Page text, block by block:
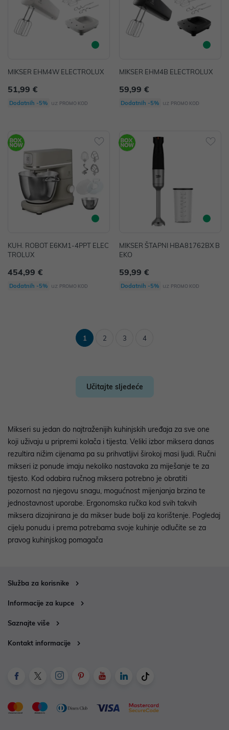
MIKSER EHM4W ELECTROLUX
51,99 €
Dodatnih -5% uz PROMO KOD
MIKSER EHM4B ELECTROLUX
59,99 €
Dodatnih -5% uz PROMO KOD
KUH. ROBOT E6KM1-4PPT ELEC
TROLUX
454,99 €
Dodatnih -5% uz PROMO KOD
MIKSER ŠTAPNI HBA81762BX B
EKO
59,99 €
Dodatnih -5% uz PROMO KOD
1 2 3 4
Učitajte sljedeće
Mikseri su jedan do najtraženijih kuhinjskih uređaja za sve one
koji uživaju u pripremi kolača i tijesta. Veliki izbor miksera danas
rezultira nižim cijenama pa su prihvatljivi širokoj masi ljudi. Ručni
mikseri iz ponude imaju nekoliko nastavaka za miješanje te za
tijesto. Kod odabira ručnog miksera potrebno je obratiti
pozornost na njegovu snagu, mogućnost mijenjanja brzina te
jednostavnost uporabe. Ergonomska ručka kod svih takvih
miksera dizajnirana je da mikser bude bolji za korištenje. Pogledaj
cijelu ponudu i prema potrebama svoje kuhinje odlučite se za
pravog kuhinjskog pomagača
Služba za korisnike
Informacije za kupce
Saznajte više
Kontakt informacije